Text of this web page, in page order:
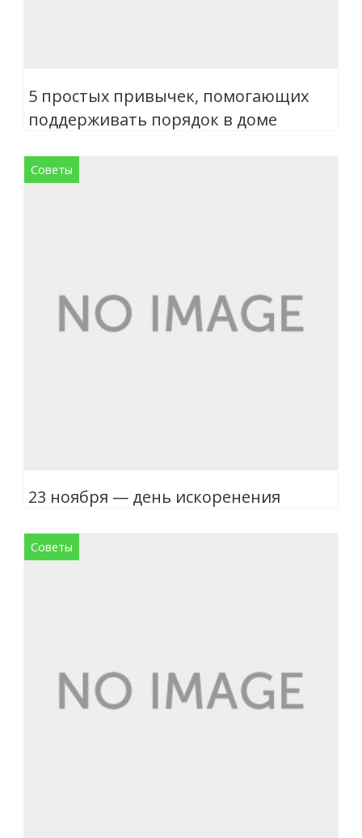
5 простых привычек, помогающих
поддерживать порядок в доме
Советы
23 ноября — день искоренения
Советы